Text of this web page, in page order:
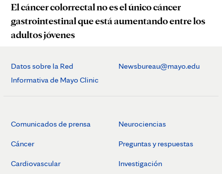
El cáncer colorrectal no es el único cáncer
gastrointestinal que está aumentando entre los
adultos jóvenes
Datos sobre la Red
Informativa de Mayo Clinic
Newsbureau@mayo.edu
Comunicados de prensa
Cáncer
Cardiovascular
Neurociencias
Preguntas y respuestas
Investigación